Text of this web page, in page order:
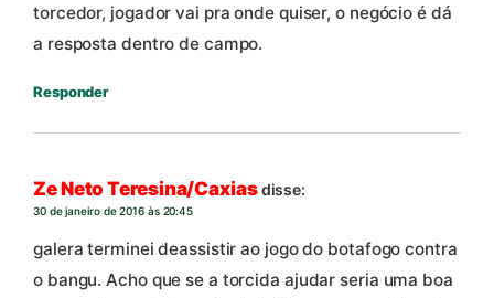
torcedor, jogador vai pra onde quiser, o negócio é dá
a resposta dentro de campo.
Responder
Ze Neto Teresina/Caxiasdisse:
30 de janeiro de 2016 às 20:45
galera terminei deassistir ao jogo do botafogo contra
o bangu. Acho que se a torcida ajudar seria uma boa